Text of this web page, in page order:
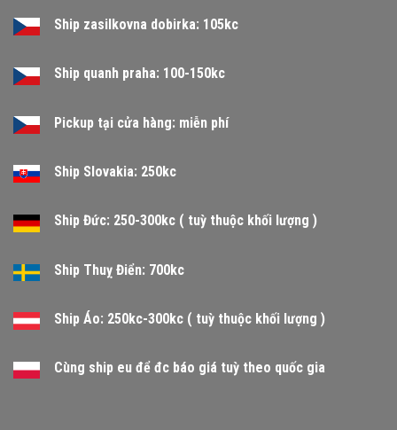
Ship zasilkovna dobirka: 105kc
Ship quanh praha: 100-150kc
Pickup tại cửa hàng: miễn phí
Ship Slovakia: 250kc
Ship Đức: 250-300kc ( tuỳ thuộc khối lượng )
Ship Thuỵ Điển: 700kc
Ship Áo: 250kc-300kc ( tuỳ thuộc khối lượng )
Cùng ship eu để đc báo giá tuỳ theo quốc gia